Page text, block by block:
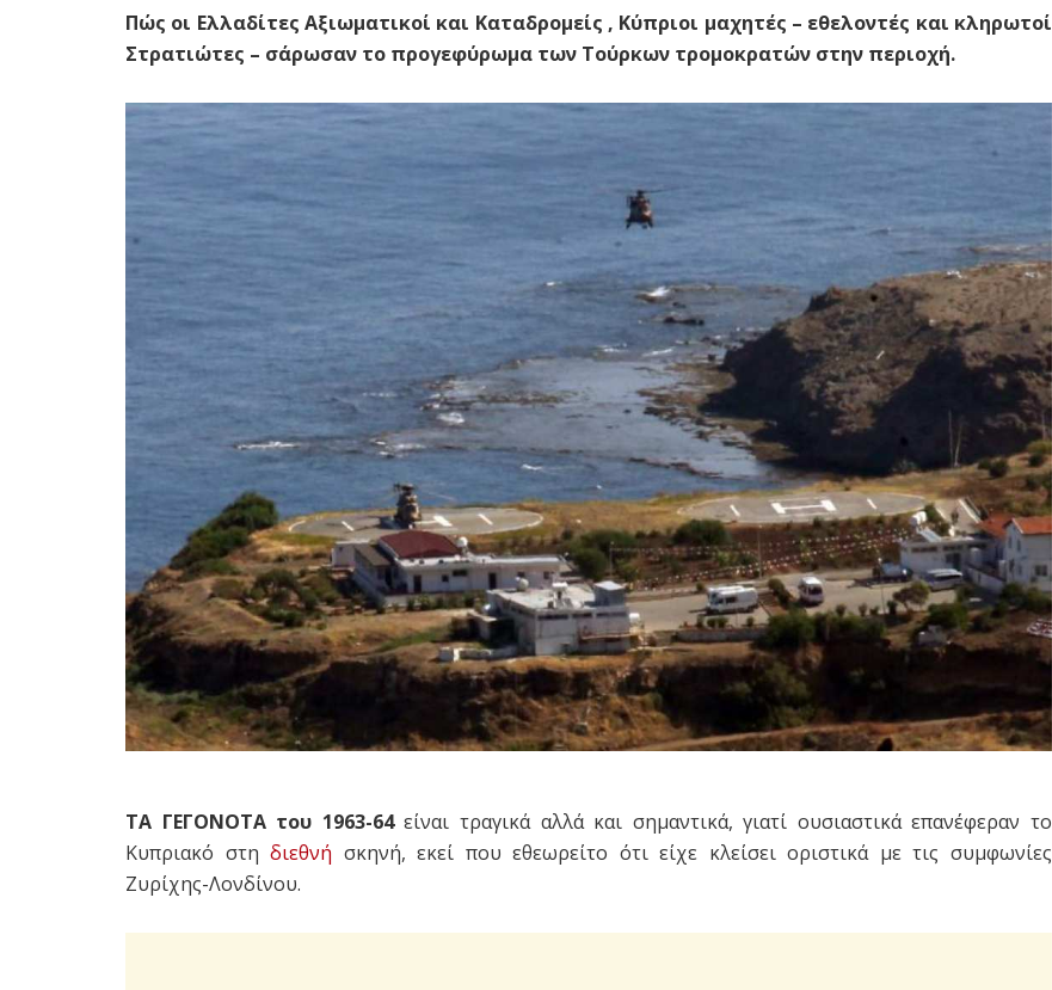
Πώς οι Ελλαδίτες Αξιωματικοί και Καταδρομείς , Κύπριοι μαχητές – εθελοντές και κληρωτοί
Στρατιώτες – σάρωσαν το προγεφύρωμα των Τούρκων τρομοκρατών στην περιοχή.
ΤΑ ΓΕΓΟΝΟΤΑ του 1963-64είναι τραγικά αλλά και σημαντικά, γιατί ουσιαστικά επανέφεραν το
Κυπριακό στηδιεθνή σκηνή, εκεί που εθεωρείτο ότι είχε κλείσει οριστικά με τις συμφωνίες
Ζυρίχης-Λονδίνου.